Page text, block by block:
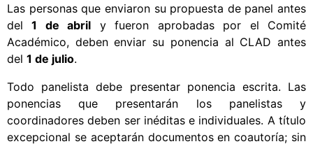
Las personas que enviaron su propuesta de panel antes
del1 de abril y fueron aprobadas por el Comité
Académico, deben enviar su ponencia al CLAD antes
del 1 de julio.
Todo panelista debe presentar ponencia escrita. Las
ponencias que presentarán los panelistas y
coordinadores deben ser inéditas e individuales. A título
excepcional se aceptarán documentos en coautoría; sin